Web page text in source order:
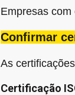
Empresas
Confirmar
As
Certificação